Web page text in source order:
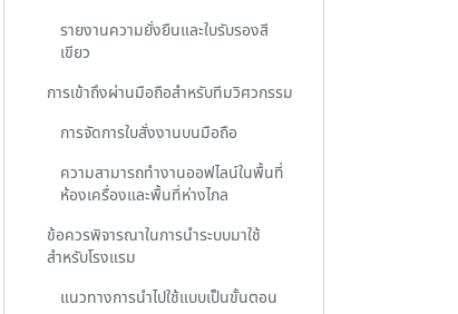
รายงานความยั่งยืนและใบรับรองสี
เขียว
การเข้าถึงผ่านมือถือสำหรับทีมวิศวกรรม
การจัดการใบสั่งงานบนมือถือ
ความสามารถทำงานออฟไลน์ในพื้นที่
ห้องเครื่องและพื้นที่ห่างไกล
ข้อควรพิจารณาในการนำระบบมาใช้
สำหรับโรงแรม
แนวทางการนำไปใช้แบบเป็นขั้นตอน